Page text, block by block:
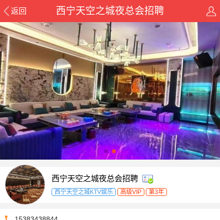
返回 西宁天空之城夜总会招聘
西宁天空之城夜总会招聘
西宁天空之城KTV娱乐 高级VIP 第3年